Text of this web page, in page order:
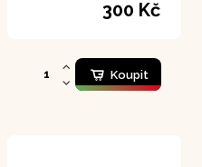
300 Kč
Koupit